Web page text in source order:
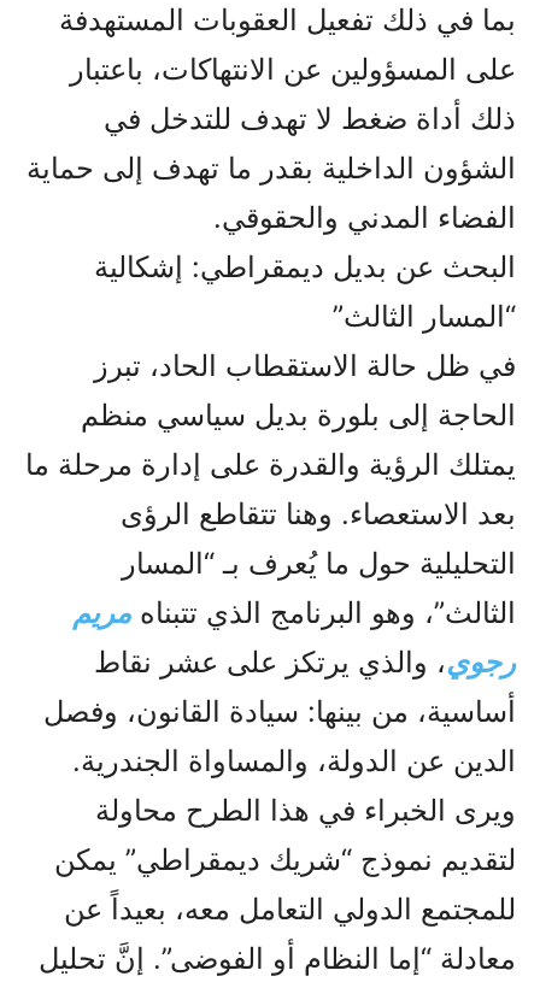
بما في ذلك تفعيل العقوبات المستهدفة
على المسؤولين عن الانتهاكات، باعتبار
ذلك أداة ضغط لا تهدف للتدخل في
الشؤون الداخلية بقدر ما تهدف إلى حماية
الفضاء المدني والحقوقي.
البحث عن بديل ديمقراطي: إشكالية
“المسار الثالث”
في ظل حالة الاستقطاب الحاد، تبرز
الحاجة إلى بلورة بديل سياسي منظم
يمتلك الرؤية والقدرة على إدارة مرحلة ما
بعد الاستعصاء. وهنا تتقاطع الرؤى
التحليلية حول ما يُعرف بـ “المسار
الثالث”، وهو البرنامج الذي تتبناه مريم
رجوي، والذي يرتكز على عشر نقاط
أساسية، من بينها: سيادة القانون، وفصل
الدين عن الدولة، والمساواة الجندرية.
ويرى الخبراء في هذا الطرح محاولة
لتقديم نموذج “شريك ديمقراطي” يمكن
للمجتمع الدولي التعامل معه، بعيداً عن
معادلة “إما النظام أو الفوضى”. إنَّ تحليل